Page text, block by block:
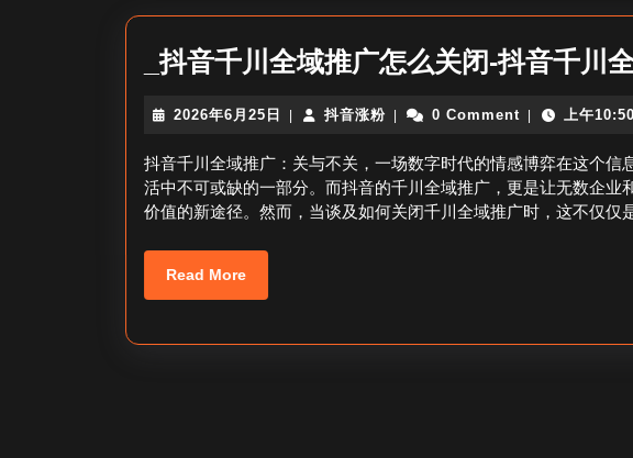
_抖音千川全域推广怎么关闭-抖音千川
2026年6月25日
2026
月
25
日
抖音涨粉抖
涨
粉
0 Comment 上午10:50
抖音千川全域推广：关与不关，一场数字时代的情感博弈在这个信
活中不可或缺的一部分。而抖音的千川全域推广，更是让无数企业
价值的新途径。然而，当谈及如何关闭千川全域推广时，这不仅仅
Read MoreRead
More